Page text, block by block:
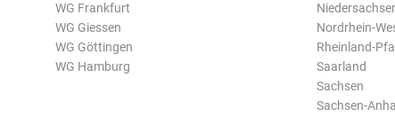
WG Frankfurt
WG Giessen
WG Göttingen
WG Hamburg
Nordrhein-
Rheinland-
Saarland
Sachsen
Sachsen-